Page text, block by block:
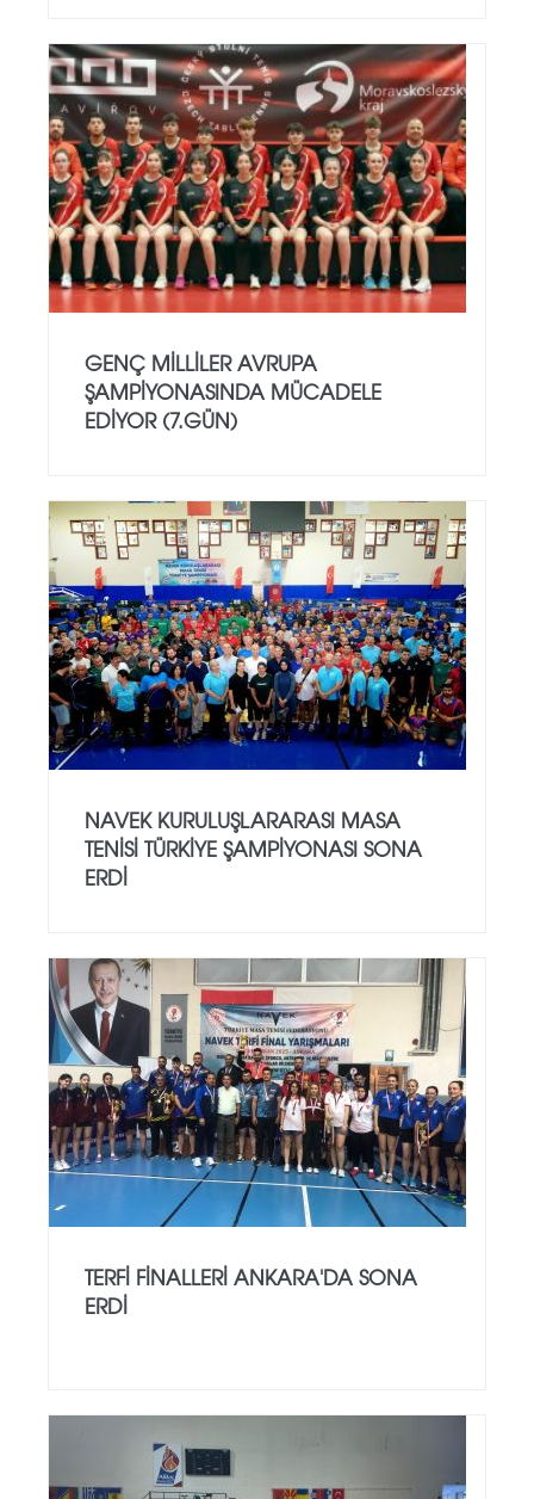
GENÇ MILLILER AVRUPA
ŞAMPIYONASINDA MÜCADELE
EDIYOR (7.GÜN)
NAVEK KURULUŞLARARASI MASA
TENISI TÜRKIYE ŞAMPIYONASI SONA
ERDI
TERFI FINALLERI ANKARA'DA SONA
ERDI